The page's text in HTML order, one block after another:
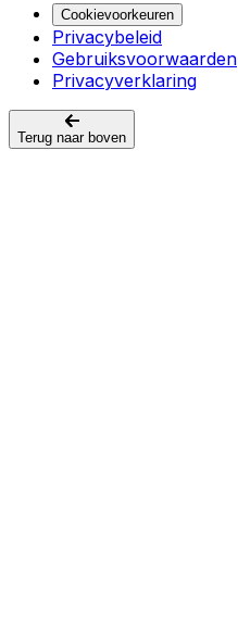
Cookievoorkeuren
Privacybeleid
Gebruiksvoorwaarden
Privacyverklaring
Terug naar boven